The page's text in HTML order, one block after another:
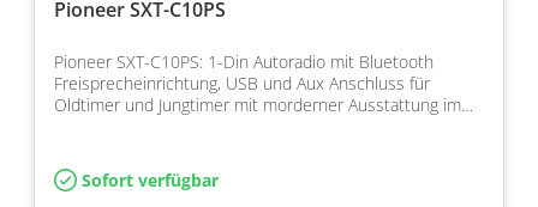
Pioneer SXT-C10PS
Pioneer SXT-C10PS: 1-Din Autoradio mit Bluetooth
Freisprecheinrichtung, USB und Aux Anschluss für
Oldtimer und Jungtimer mit morderner Ausstattung im
Sofort verfügbar